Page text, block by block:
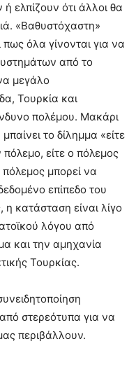
ελπίζουν ότι άλλοι θα
«Βαθυστόχαστη»
όλα γίνονται για να
από το
μεγάλο
Τουρκία και
πολέμου. Μακάρι
το δίλημμα «είτε
είτε ο πόλεμος
μπορεί να
επίπεδο του
κατάσταση είναι λίγο
λόγου από
και την αμηχανία
Τουρκίας.
στερεότυπα για να
περιβάλλουν.